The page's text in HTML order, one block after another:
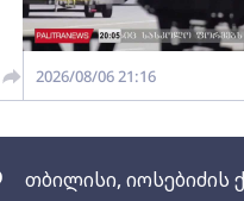
თბილისი, იოსებიძის
2026/08/06 21:16